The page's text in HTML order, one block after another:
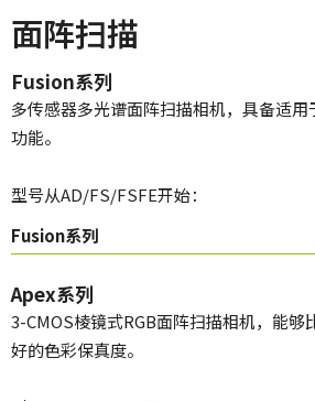
面阵扫描
Fusion系列
多传感器多光谱面阵扫描相机，具备适
功能。
型号从AD/FS/FSFE开始：
Fusion系列
Apex系列
3-CMOS棱镜式RGB面阵扫描相机，能够
好的色彩保真度。